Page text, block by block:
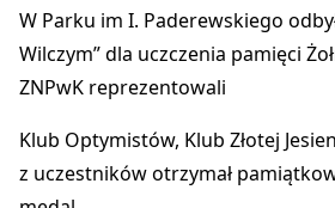
W Parku im I. Paderewskiego
Wilczym” dla uczczenia pamięci
ZNPwK reprezentowali
Klub Optymistów, Klub Złotej
z uczestników otrzymał